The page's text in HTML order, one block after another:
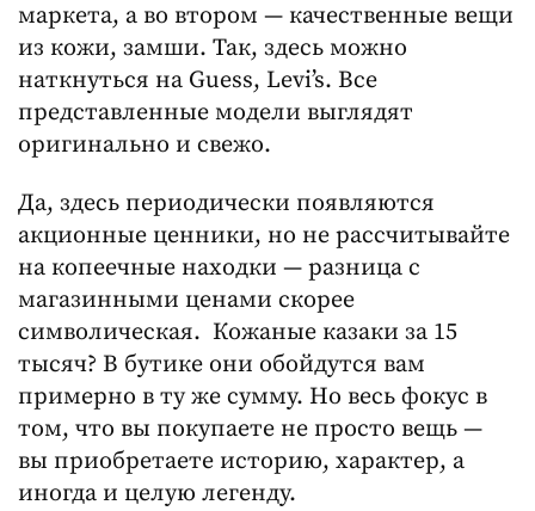
маркета, а во втором — качественные вещи
из кожи, замши. Так, здесь можно
наткнуться на Guess, Levi’s. Все
представленные модели выглядят
оригинально и свежо.
Да, здесь периодически появляются
акционные ценники, но не рассчитывайте
на копеечные находки — разница с
магазинными ценами скорее
символическая. Кожаные казаки за 15
тысяч? В бутике они обойдутся вам
примерно в ту же сумму. Но весь фокус в
том, что вы покупаете не просто вещь —
вы приобретаете историю, характер, а
иногда и целую легенду.